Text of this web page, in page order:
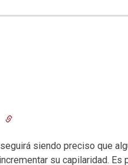
siendo preciso que
su capilaridad.